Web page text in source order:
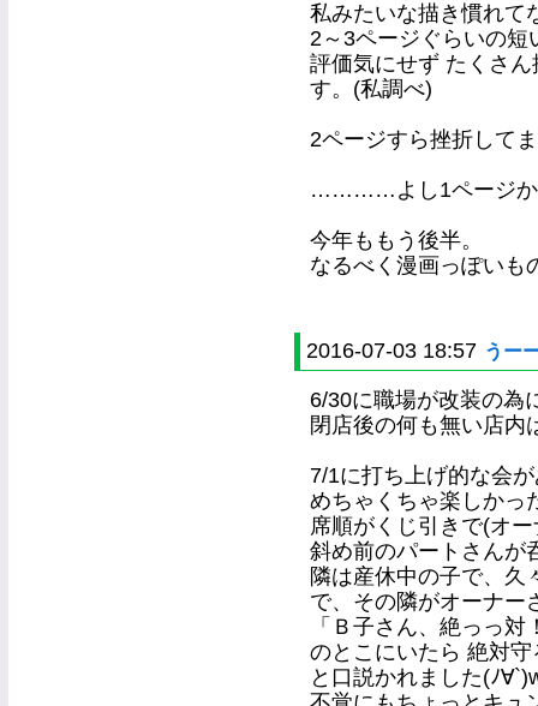
私みたいな描き慣れて
2～3ページぐらいの短
評価気にせず たくさ
す。(私調べ)
2ページすら挫折して
…………よし1ページか
今年ももう後半。
なるべく漫画っぽい
2016-07-03 18:57 うー
6/30に職場が改装の為
閉店後の何も無い店
7/1に打ち上げ的な会
めちゃくちゃ楽しかっ
席順がくじ引きで(オ
斜め前のパートさんが
隣は産休中の子で、久
で、その隣がオーナー
「Ｂ子さん、絶っっ
のとこにいたら 絶対
と口説かれました(ﾉ